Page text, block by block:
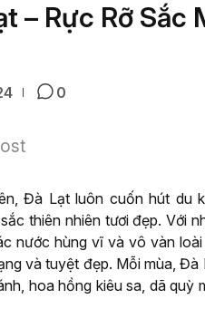
– Rực Rỡ Sắc
0
Đà Lạt luôn cuốn hút du
thiên nhiên tươi đẹp. Với
nước hùng vĩ và vô vàn
và tuyệt đẹp. Mỗi mùa,
hoa hồng kiêu sa, dã quỳ